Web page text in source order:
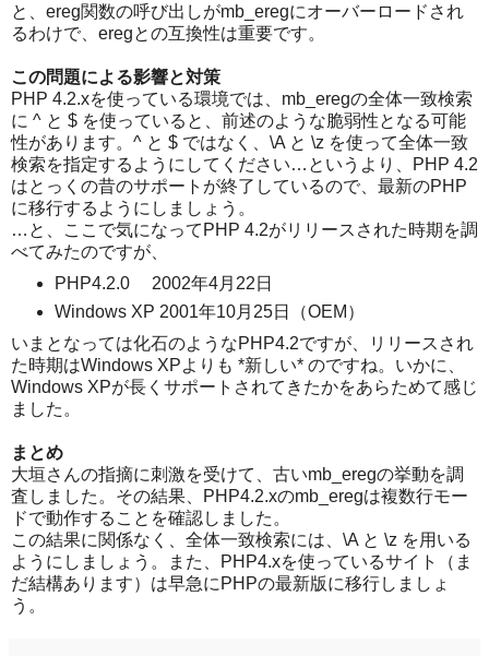
と、ereg関数の呼び出しがmb_eregにオーバーロードされ
るわけで、eregとの互換性は重要です。
この問題による影響と対策
PHP 4.2.xを使っている環境では、mb_eregの全体一致検索
に ^ と $ を使っていると、前述のような脆弱性となる可能
性があります。^ と $ ではなく、\A と \z を使って全体一致
検索を指定するようにしてください…というより、PHP 4.2
はとっくの昔のサポートが終了しているので、最新のPHP
に移行するようにしましょう。
…と、ここで気になってPHP 4.2がリリースされた時期を調
べてみたのですが、
PHP4.2.0 2002年4月22日
Windows XP 2001年10月25日（OEM）
いまとなっては化石のようなPHP4.2ですが、リリースされ
た時期はWindows XPよりも *新しい* のですね。いかに、
Windows XPが長くサポートされてきたかをあらためて感じ
ました。
まとめ
大垣さんの指摘に刺激を受けて、古いmb_eregの挙動を調
査しました。その結果、PHP4.2.xのmb_eregは複数行モー
ドで動作することを確認しました。
この結果に関係なく、全体一致検索には、\A と \z を用いる
ようにしましょう。また、PHP4.xを使っているサイト（ま
だ結構あります）は早急にPHPの最新版に移行しましょ
う。